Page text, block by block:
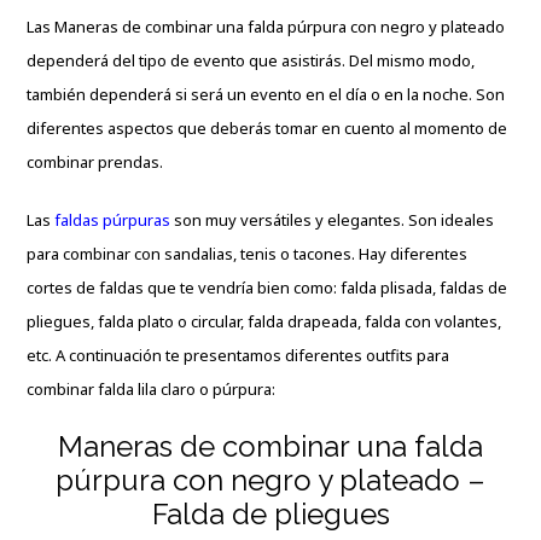
Las Maneras de combinar una falda púrpura con negro y plateado
dependerá del tipo de evento que asistirás. Del mismo modo,
también dependerá si será un evento en el día o en la noche. Son
diferentes aspectos que deberás tomar en cuento al momento de
combinar prendas.
Las faldas púrpuras son muy versátiles y elegantes. Son ideales
para combinar con sandalias, tenis o tacones. Hay diferentes
cortes de faldas que te vendría bien como: falda plisada, faldas de
pliegues, falda plato o circular, faldadrapeada, falda con volantes,
etc. A continuación te presentamos diferentes outfits para
combinar falda lila claro o púrpura:
Maneras de combinar una falda
púrpura con negro y plateado –
Falda de pliegues